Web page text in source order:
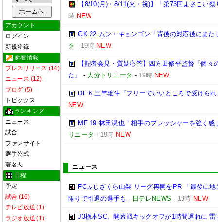
アカウント
ログイン
新規登録
新着情報
プレスリリース (14)
ニュース (12)
ブログ (5)
トピックス
ランキング
ニュース
試合
ファンサイト
選手公式
著名人
日程
予定
試合 (16)
テレビ放送 (1)
ラジオ放送 (1)
【8/10(月)・8/11(火・祝)】「第73回よさこい
時 NEW
GK 22 ムン・キョンゴン「背後の対応後にま
タ - 19時 NEW
【記者会見・質疑応答】四方田修平監督「個
た」
- 大分トリニータ - 19時 NEW
DF 6 三竿雄斗「フリーでいいところで受けら
NEW
MF 19 林田滉也「相手のプレッシャーを強く
リニータ - 19時 NEW
ニュース
FCふじざくら山梨 リーグ再開をPR 「最後に
限りで引退の選手も - 日テレNEWS - 19時 NEW
J3栃木SC、開幕戦キックオフが1時間遅れに 雷